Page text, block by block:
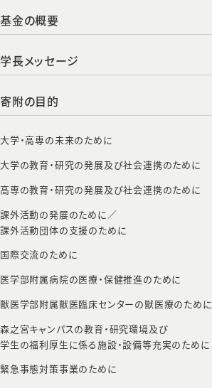
基金の概要
学長メッセージ
寄附の目的
大学・高専の未来のために
大学の教育・研究の発展及び社会連携のために
高専の教育・研究の発展及び社会連携のために
課外活動の発展のために／
課外活動団体の支援のために
国際交流のために
医学部附属病院の医療・保健推進のために
獣医学部附属獣医臨床センターの獣医療のために
森之宮キャンパスの教育・研究環境及び
学生の福利厚生に係る施設・設備等充実のために
緊急事態対策事業のために